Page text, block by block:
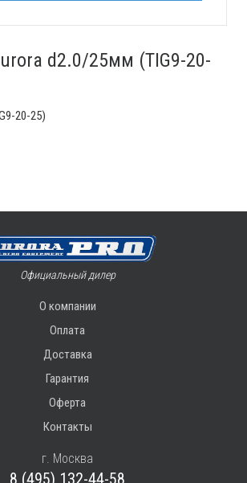
d2.0/25мм (TIG9-20-
20-25)
Официальный дилер
О компании
Оплата
Доставка
Гарантия
Оферта
Контакты
г. Москва